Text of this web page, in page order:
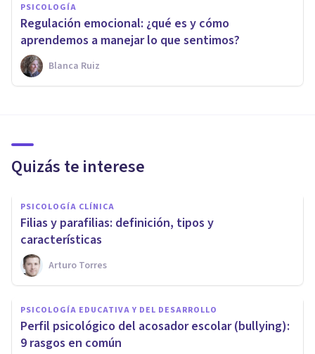
PSICOLOGÍA
Regulación emocional: ¿qué es y cómo
aprendemos a manejar lo que sentimos?
Blanca Ruiz
Quizás te interese
PSICOLOGÍA CLÍNICA
Filias y parafilias: definición, tipos y
características
Arturo Torres
PSICOLOGÍA EDUCATIVA Y DEL DESARROLLO
Perfil psicológico del acosador escolar (bullying):
9 rasgos en común